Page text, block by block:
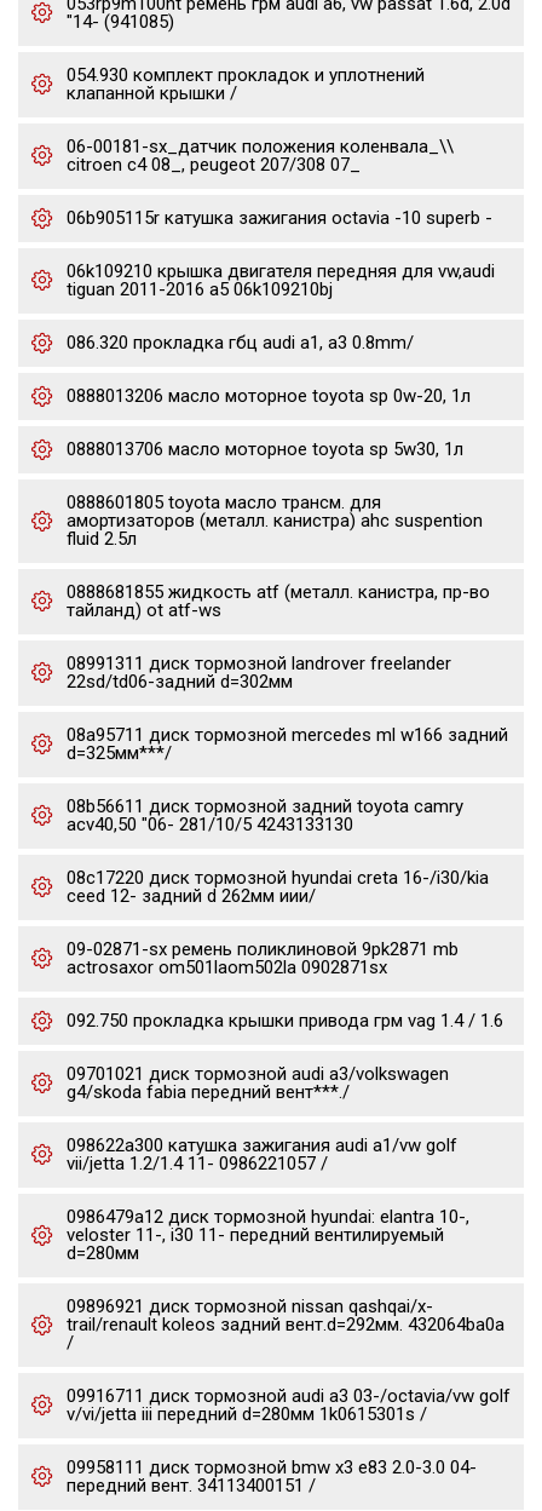
"14- (941085)
054.930 комплект прокладок и уплотнений
клапанной крышки /
06-00181-sx_датчик положения коленвала_\\
citroen c4 08_, peugeot 207/308 07_
06b905115r катушка зажигания octavia -10 superb -
06k109210 крышка двигателя передняя для vw,audi
tiguan 2011-2016 a5 06k109210bj
086.320 прокладка гбц audi a1, a3 0.8mm/
0888013206 масло моторное toyota sp 0w-20, 1л
0888013706 масло моторное toyota sp 5w30, 1л
0888601805 toyota масло трансм. для
амортизаторов (металл. канистра) ahc suspention
fluid 2.5л
0888681855 жидкость atf (металл. канистра, пр-во
тайланд) ot atf-ws
08991311 диск тормозной landrover freelander
22sd/td06-задний d=302мм
08a95711 диск тормозной mercedes ml w166 задний
d=325мм***/
08b56611 диск тормозной задний toyota camry
acv40,50 "06- 281/10/5 4243133130
08c17220 диск тормозной hyundai creta 16-/i30/kia
ceed 12- задний d 262мм иии/
09-02871-sx ремень поликлиновой 9pk2871 mb
actrosaxor om501laom502la 0902871sx
092.750 прокладка крышки привода грм vag 1.4 / 1.6
09701021 диск тормозной audi a3/volkswagen
g4/skoda fabia передний вент***./
098622a300 катушка зажигания audi a1/vw golf
vii/jetta 1.2/1.4 11- 0986221057 /
0986479a12 диск тормозной hyundai: elantra 10-,
veloster 11-, i30 11- передний вентилируемый
d=280мм
09896921 диск тормозной nissan qashqai/x-
trail/renault koleos задний вент.d=292мм. 432064ba0a
/
09916711 диск тормозной audi a3 03-/octavia/vw golf
v/vi/jetta iii передний d=280мм 1k0615301s /
09958111 диск тормозной bmw x3 e83 2.0-3.0 04-
передний вент. 34113400151 /